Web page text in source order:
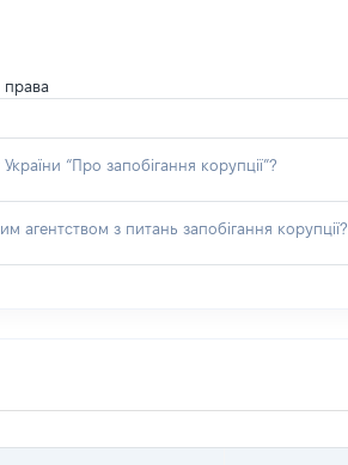
права
“Про запобігання корупції”?
агентством з питань запобігання корупції?